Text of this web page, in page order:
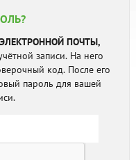
ПОЧТЫ,
записи. На него
код. После его
пароль для вашей